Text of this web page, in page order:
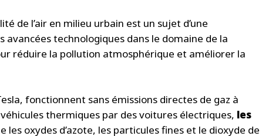
de l’air en milieu urbain est un sujet d’une
technologiques dans le domaine de la
réduire la pollution atmosphérique et améliorer la
fonctionnent sans émissions directes de gaz à
thermiques par des voitures électriques, les
les oxydes d’azote, les particules fines et le dioxyde de